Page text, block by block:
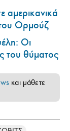
αμερικανικά
Ορμούζ
Οι
του θύματος
και μάθετε